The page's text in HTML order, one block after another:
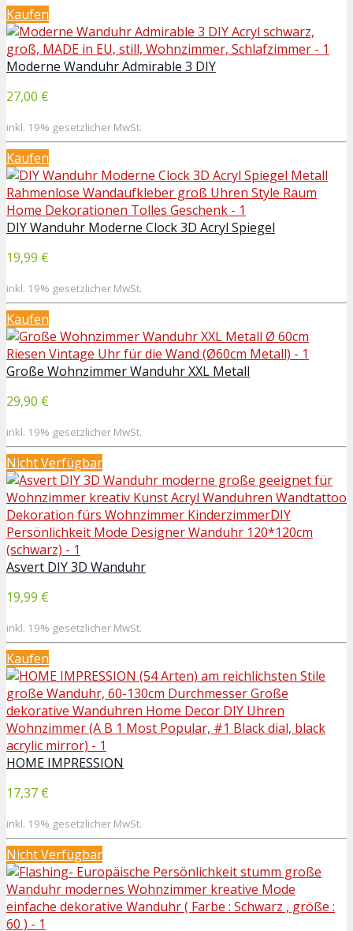
Kaufen
Moderne Wanduhr Admirable 3 DIY
27,00 €
inkl. 19% gesetzlicher MwSt.
Kaufen
DIY Wanduhr Moderne Clock 3D Acryl Spiegel
19,99 €
inkl. 19% gesetzlicher MwSt.
Kaufen
Große Wohnzimmer Wanduhr XXL Metall
29,90 €
inkl. 19% gesetzlicher MwSt.
Nicht Verfügbar
Asvert DIY 3D Wanduhr
19,99 €
inkl. 19% gesetzlicher MwSt.
Kaufen
HOME IMPRESSION
17,37 €
inkl. 19% gesetzlicher MwSt.
Nicht Verfügbar